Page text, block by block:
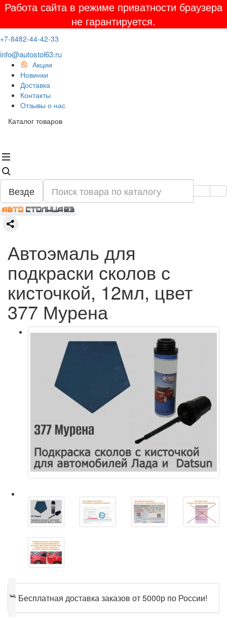
Работа сайта в режиме приватности браузера
не гарантируется.
+7-8482-44-42-33
info@autostol63.ru
Акции
Новинки
Доставка
Контакты
Отзывы о нас
Каталог товаров
Везде
Автоэмаль для
подкраски сколов с
кисточкой, 12мл, цвет
377 Мурена
🎁 Бесплатная доставка заказов от 5000р по России!